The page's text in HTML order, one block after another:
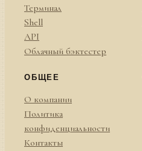
Терминал
Shell
API
Облачный бэктестер
ОБЩЕЕ
О компании
Политика
конфиденциальности
Контакты